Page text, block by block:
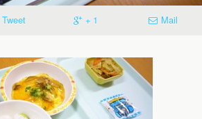
Tweet + 1 Mail